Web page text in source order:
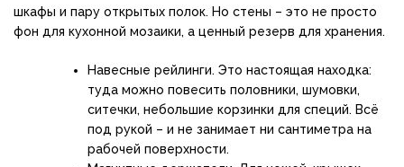
шкафы и пару открытых полок. Но стены – это не просто
фон для кухонной мозаики, а ценный резерв для хранения.
Навесные рейлинги. Это настоящая находка:
туда можно повесить половники, шумовки,
ситечки, небольшие корзинки для специй. Всё
под рукой – и не занимает ни сантиметра на
рабочей поверхности.